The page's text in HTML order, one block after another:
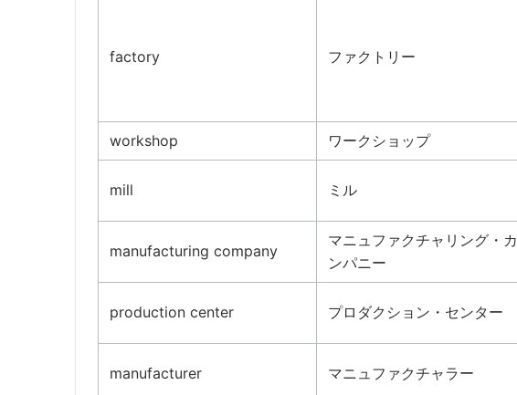
factory ファクトリー
workshop ワークショップ
mill ミル
manufacturing company
マニュファクチャリング・カ
ンパニー
production center プロダクション・センター
manufacturer マニュファクチャラー